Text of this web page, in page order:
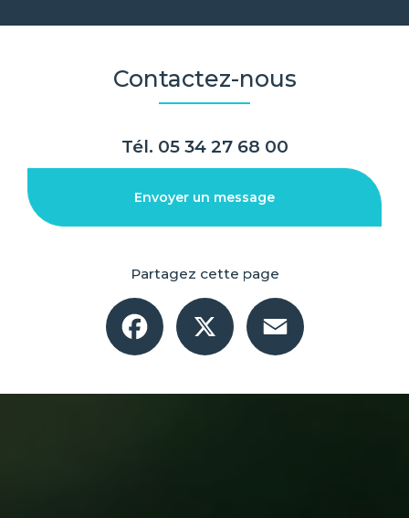
Contactez-nous
Tél. 05 34 27 68 00
Envoyer un message
Partagez cette page
Facebook